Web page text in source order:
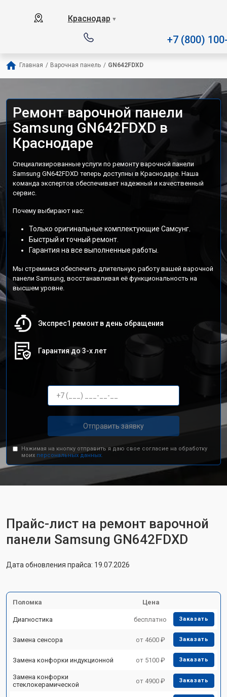
Краснодар ▼
+7 (800)
Главная / Варочная панель / GN642FDXD
Ремонт варочной панели
Samsung GN642FDXD в
Краснодаре
Специализированные услуги по ремонту варочной панели
Samsung GN642FDXD теперь доступны в Краснодаре. Наша
команда экспертов обеспечивает надежный и качественный
сервис.
Почему выбирают нас:
Только оригинальные комплектующие Самсунг.
Быстрый и точный ремонт.
Гарантия на все выполненные работы.
Мы стремимся обеспечить длительную работу вашей варочной
панели Samsung, восстанавливая её функциональность на
высшем уровне.
Экспрес1 ремонт в день обращения
Гарантия до 3-х лет
Отправить заявку
Нажимая на кнопку отправить я даю свое согласие на обработку
моих персональных данных.
Прайс-лист на ремонт варочной
панели Samsung GN642FDXD
Дата обновления прайса: 19.07.2026
Поломка Цена
Диагностика бесплатно Заказать
Замена сенсора от 4600 ₽ Заказать
Замена конфорки индукционной от 5100 ₽ Заказать
Замена конфорки
стеклокерамической
от 4900 ₽ Заказать